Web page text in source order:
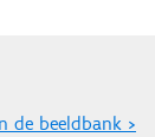
de beeldbank >